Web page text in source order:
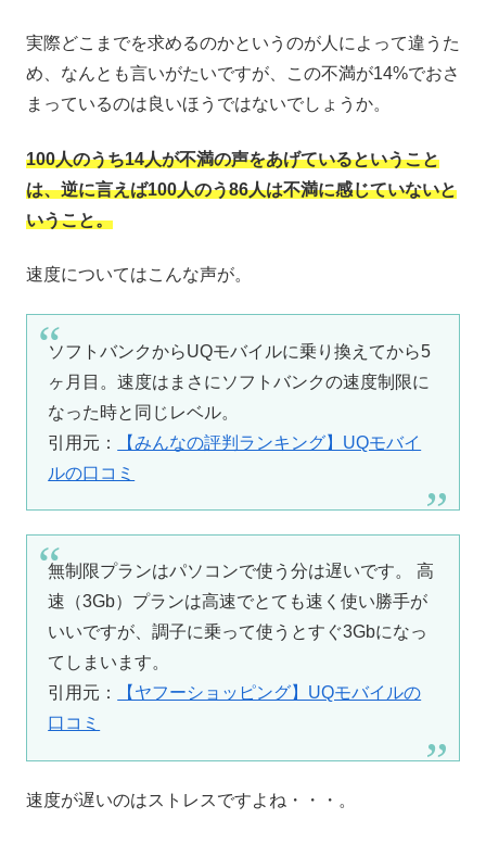
実際どこまでを求めるのかというのが人によって違うた
め、なんとも言いがたいですが、この不満が14%でおさ
まっているのは良いほうではないでしょうか。
100人のうち14人が不満の声をあげているということ
は、逆に言えば100人のう86人は不満に感じていないと
いうこと。
速度についてはこんな声が。
ソフトバンクからUQモバイルに乗り換えてから5
ヶ月目。速度はまさにソフトバンクの速度制限に
なった時と同じレベル。
引用元：
【みんなの評判ランキング】UQモバイ
ルの口コミ
無制限プランはパソコンで使う分は遅いです。 高
速（3Gb）プランは高速でとても速く使い勝手が
いいですが、調子に乗って使うとすぐ3Gbになっ
てしまいます。
引用元：
【ヤフーショッピング】UQモバイルの
口コミ
速度が遅いのはストレスですよね・・・。